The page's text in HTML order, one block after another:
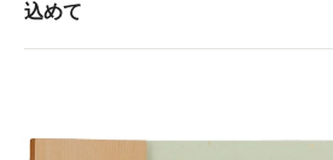
込めて